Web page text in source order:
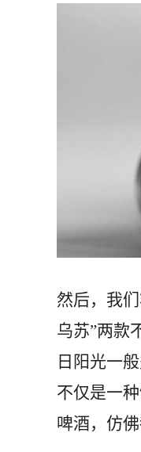
然后，我
乌苏”两款
日阳光一
不仅是一
啤酒，仿